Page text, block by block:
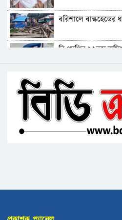
লোডশেডিংয়ে
পর্যটন ব্যবসা
বরগুনায় মৃত ভেবে
বরিশালে বাল্কহেডের
বিএমপির ২২তম
বরিশাল থেকে যেন
হয়: ড. জিয়াউদ্দিন
পটুয়াখালীতে
হাজার টাকা জরিমানা
ভোলায় পঞ্চম শ্রেণির